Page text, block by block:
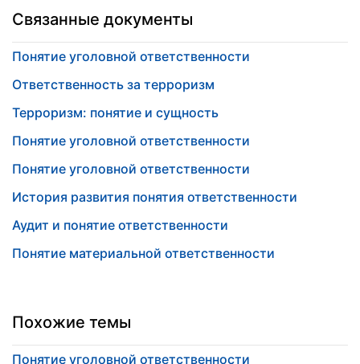
Связанные документы
Понятие уголовной ответственности
Ответственность за терроризм
Терроризм: понятие и сущность
Понятие уголовной ответственности
Понятие уголовной ответственности
История развития понятия ответственности
Аудит и понятие ответственности
Понятие материальной ответственности
Похожие темы
Понятие уголовной ответственности